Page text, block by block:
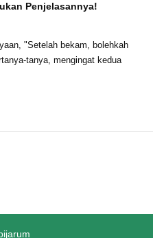
Penjelasannya!
"Setelah bekam, bolehkah
tanya, mengingat kedua